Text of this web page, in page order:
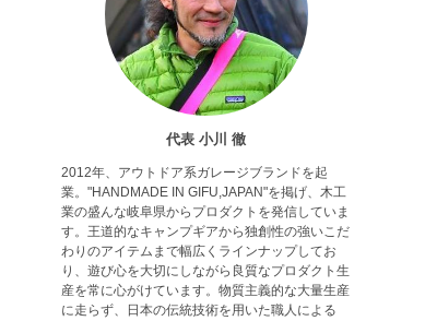
代表 小川 徹
2012年、アウトドア系ガレージブランドを起
業。"HANDMADE IN GIFU,JAPAN"を掲げ、木工
業の盛んな岐阜県からプロダクトを発信していま
す。王道的なキャンプギアから独創性の強いこだ
わりのアイテムまで幅広くラインナップしてお
り、遊び心を大切にしながら良質なプロダクト生
産を常に心がけています。物質主義的な大量生産
に走らず、日本の伝統技術を用いた職人による